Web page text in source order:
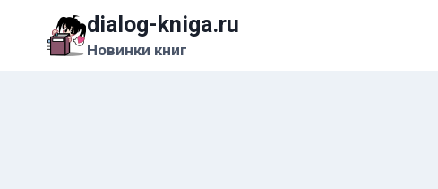
содержимому
dialog-kniga.ru
Новинки книг